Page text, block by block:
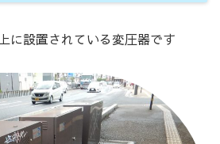
に設置されている変圧器です